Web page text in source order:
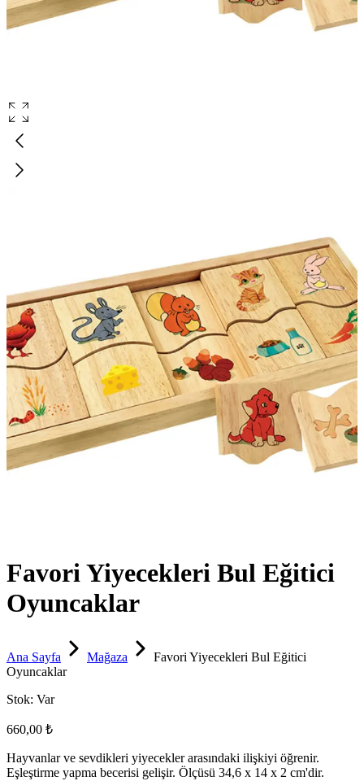
Favori Yiyecekleri Bul Eğitici
Oyuncaklar
Ana Sayfa Mağaza
Favori Yiyecekleri Bul Eğitici
Oyuncaklar
Stok: Var
660,00 ₺
Hayvanlar ve sevdikleri yiyecekler arasındaki ilişkiyi öğrenir.
Eşleştirme yapma becerisi gelişir. Ölçüsü 34,6 x 14 x 2 cm'dir.